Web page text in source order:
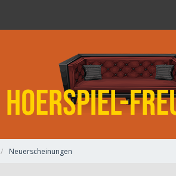
Neuerscheinungen